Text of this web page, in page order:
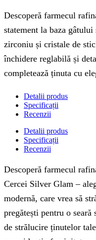
Descoperă farmecul
statement la baza
zirconiu și cristale de
închidere reglabilă și
completează ținuta cu
Detalii produs
Specificații
Recenzii
Detalii produs
Specificații
Recenzii
Descoperă farmecul
Cercei Silver Glam –
modernă, care vrea să
pregătești pentru o
de strălucire ținutelor